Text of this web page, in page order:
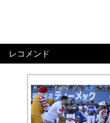
レコメンド